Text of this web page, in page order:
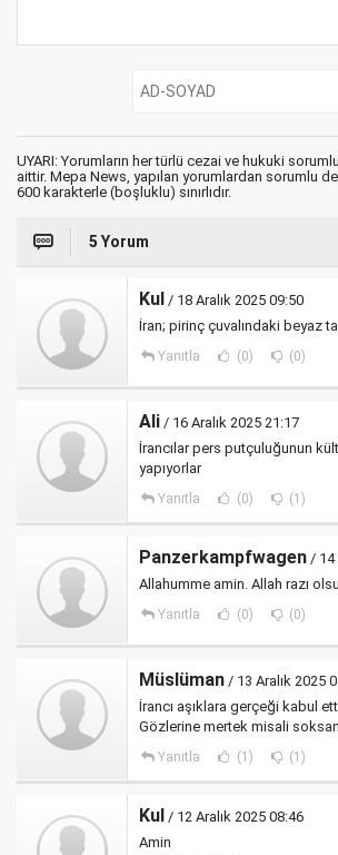
UYARI: Yorumların her türlü cezai ve hukuki
aittir. Mepa News, yapılan yorumlardan sorumlu
600 karakterle (boşluklu) sınırlıdır.
5 Yorum
Kul / 18 Aralık 2025 09:50
İran; pirinç çuvalındaki beyaz
Yanıtla (0) (0)
Ali / 16 Aralık 2025 21:17
İrancılar pers putçuluğunun
yapıyorlar
Yanıtla (0) (1)
Panzerkampfwagen / 14
Allahumme amin. Allah razı
Yanıtla (0) (0)
Müslüman / 13 Aralık 2025
İrancı aşıklara gerçeği kabul
Gözlerine mertek misali
Yanıtla (1) (1)
Kul / 12 Aralık 2025 08:46
Amin